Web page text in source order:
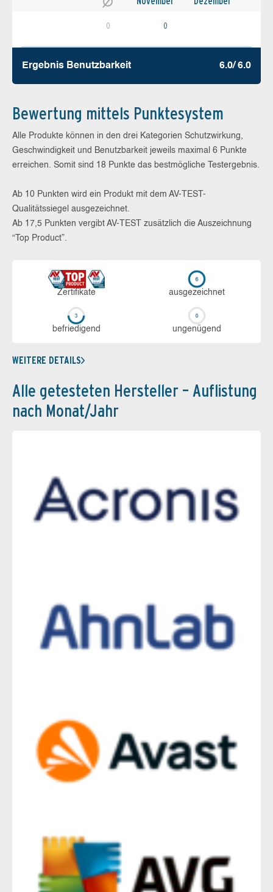
0 0
Ergebnis Benutz­barkeit 6.0/ 6.0
Bewertung mittels Punktesystem
Alle Produkte können in den drei Kategorien Schutzwirkung,
Geschwindigkeit und Benutzbarkeit jeweils maximal 6 Punkte
erreichen. Somit sind 18 Punkte das bestmögliche Testergebnis.
Ab 10 Punkten wird ein Produkt mit dem AV-TEST-
Qualitätssiegel ausgezeichnet.
Ab 17,5 Punkten vergibt AV-TEST zusätzlich die Auszeichnung
“Top Product”.
Zerti­fikate aus­ge­zeich­net
be­frie­di­gend un­ge­nü­gend
WEITERE DETAILS
Alle getesteten Hersteller – Auflistung
nach Monat/Jahr